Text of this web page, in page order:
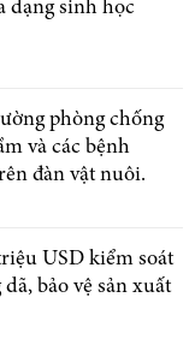
dạng sinh học
phòng chống
và các bệnh
đàn vật nuôi.
USD kiểm soát
bảo vệ sản xuất